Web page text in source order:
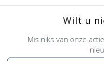
Wilt u
Mis niks van onze